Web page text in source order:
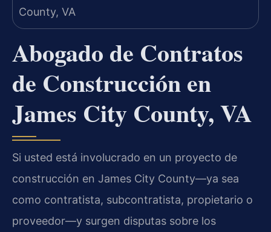
Abogado de Contratos
de Construcción en
James City County, VA
Si usted está involucrado en un proyecto de
construcción en James City County—ya sea
como contratista, subcontratista, propietario o
proveedor—y surgen disputas sobre los